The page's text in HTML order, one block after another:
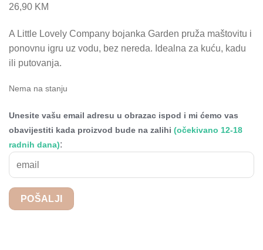
26,90 KM
A Little Lovely Company bojanka Garden pruža maštovitu i
ponovnu igru uz vodu, bez nereda. Idealna za kuću, kadu
ili putovanja.
Nema na stanju
Unesite vašu email adresu u obrazac ispod i mi ćemo vas
obavijestiti kada proizvod bude na zalihi (očekivano 12-18
radnih dana):